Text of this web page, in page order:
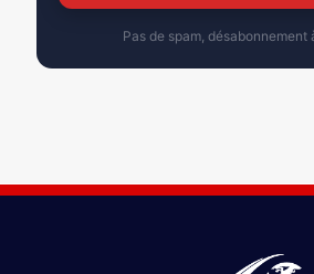
Pas de spam, désabonnement